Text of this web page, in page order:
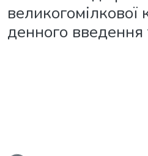
великогомілкової
денного введення